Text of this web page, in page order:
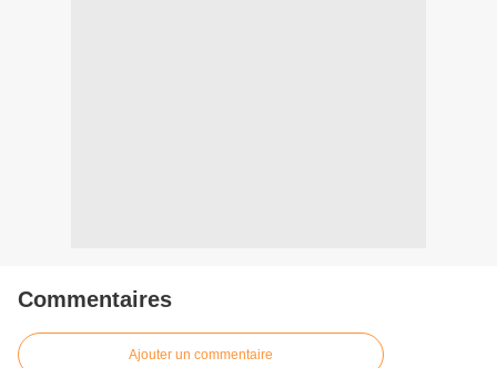
Commentaires
Ajouter un commentaire